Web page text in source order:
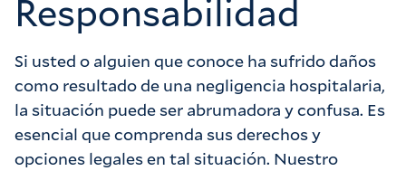
Responsabilidad
Si usted o alguien que conoce ha sufrido daños
como resultado de una negligencia hospitalaria,
la situación puede ser abrumadora y confusa. Es
esencial que comprenda sus derechos y
opciones legales en tal situación. Nuestro